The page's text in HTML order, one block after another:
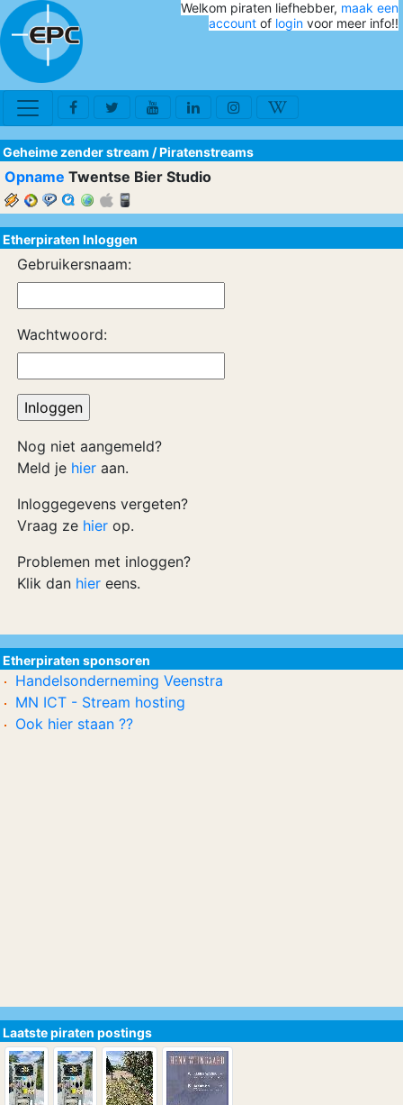
Welkom piraten liefhebber, maak een
account of login voor meer info!!
Geheime zender stream /Piratenstreams
Opname Twentse Bier Studio
Etherpiraten Inloggen
Gebruikersnaam:
Wachtwoord:
Nog niet aangemeld?
Meld je hier aan.
Inloggegevens vergeten?
Vraag ze hier op.
Problemen met inloggen?
Klik dan hier eens.
Etherpiraten sponsoren
Handelsonderneming Veenstra
MN ICT - Stream hosting
Ook hier staan ??
Laatste piraten postings